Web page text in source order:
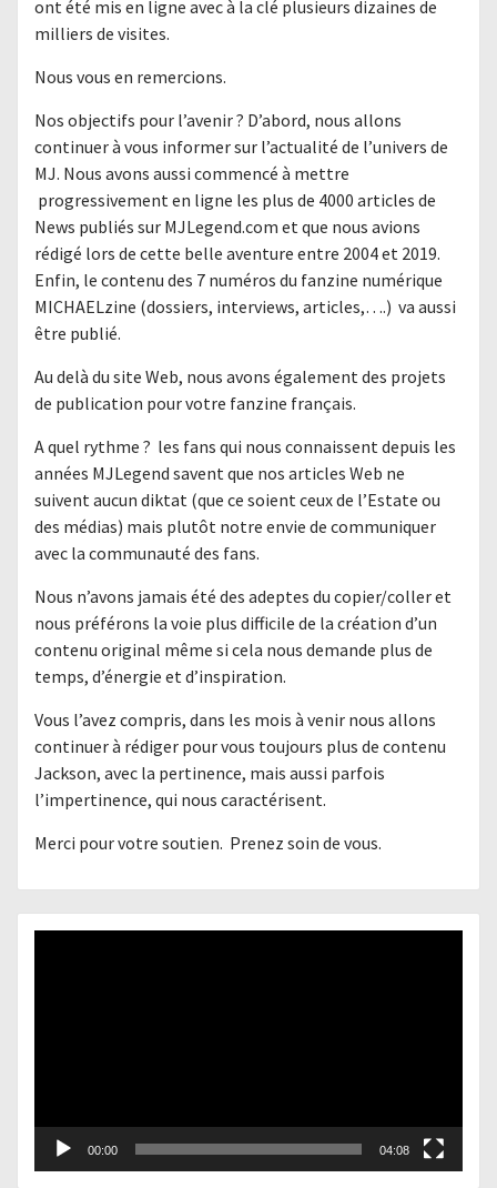
ont été mis en ligne avec à la clé plusieurs dizaines de
milliers de visites.
Nous vous en remercions.
Nos objectifs pour l’avenir ? D’abord, nous allons
continuer à vous informer sur l’actualité de l’univers de
MJ. Nous avons aussi commencé à mettre
progressivement en ligne les plus de 4000 articles de
News publiés sur MJLegend.com et que nous avions
rédigé lors de cette belle aventure entre 2004 et 2019.
Enfin, le contenu des 7 numéros du fanzine numérique
MICHAELzine (dossiers, interviews, articles,….) va aussi
être publié.
Au delà du site Web, nous avons également des projets
de publication pour votre fanzine français.
A quel rythme ? les fans qui nous connaissent depuis les
années MJLegend savent que nos articles Web ne
suivent aucun diktat (que ce soient ceux de l’Estate ou
des médias) mais plutôt notre envie de communiquer
avec la communauté des fans.
Nous n’avons jamais été des adeptes du copier/coller et
nous préférons la voie plus difficile de la création d’un
contenu original même si cela nous demande plus de
temps, d’énergie et d’inspiration.
Vous l’avez compris, dans les mois à venir nous allons
continuer à rédiger pour vous toujours plus de contenu
Jackson, avec la pertinence, mais aussi parfois
l’impertinence, qui nous caractérisent.
Merci pour votre soutien. Prenez soin de vous.
00:00 04:08